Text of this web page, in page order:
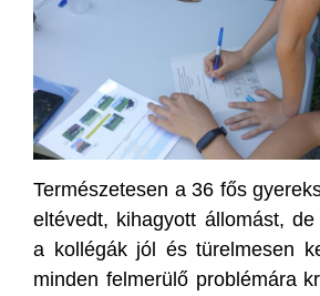
Természetesen a 36 fős
eltévedt, kihagyott állomást,
a kollégák jól és türelmesen
minden felmerülő problémára